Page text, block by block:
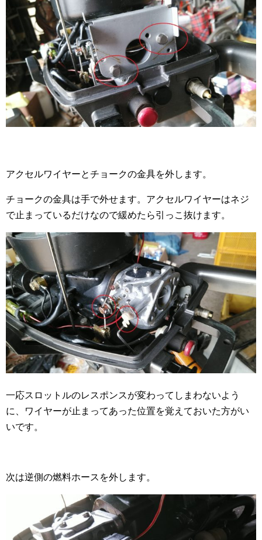
アクセルワイヤーとチョークの金具を外します。
チョークの金具は手で外せます。アクセルワイヤーはネジ
で止まっているだけなので緩めたら引っこ抜けます。
一応スロットルのレスポンスが変わってしまわないよう
に、ワイヤーが止まってあった位置を覚えておいた方がい
いです。
次は逆側の燃料ホースを外します。